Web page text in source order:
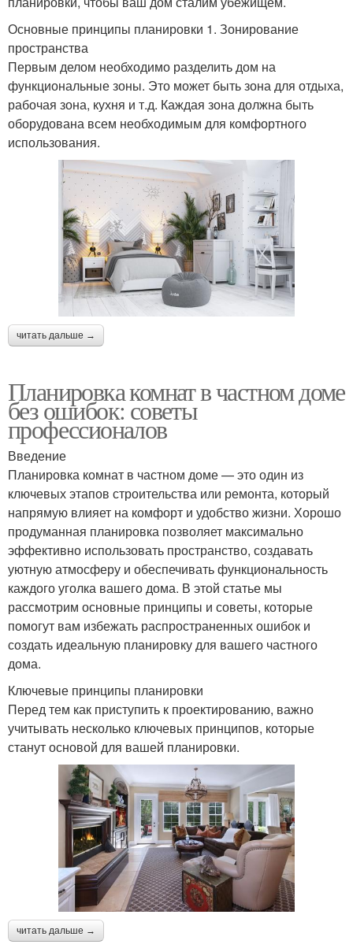
Основные принципы планировки 1. Зонирование
пространства
Первым делом необходимо разделить дом на
функциональные зоны. Это может быть зона для отдыха,
рабочая зона, кухня и т.д. Каждая зона должна быть
оборудована всем необходимым для комфортного
использования.
читать дальше →
Планировка комнат в частном доме
без ошибок: советы
профессионалов
Введение
Планировка комнат в частном доме — это один из
ключевых этапов строительства или ремонта, который
напрямую влияет на комфорт и удобство жизни. Хорошо
продуманная планировка позволяет максимально
эффективно использовать пространство, создавать
уютную атмосферу и обеспечивать функциональность
каждого уголка вашего дома. В этой статье мы
рассмотрим основные принципы и советы, которые
помогут вам избежать распространенных ошибок и
создать идеальную планировку для вашего частного
дома.
Ключевые принципы планировки
Перед тем как приступить к проектированию, важно
учитывать несколько ключевых принципов, которые
станут основой для вашей планировки.
читать дальше →